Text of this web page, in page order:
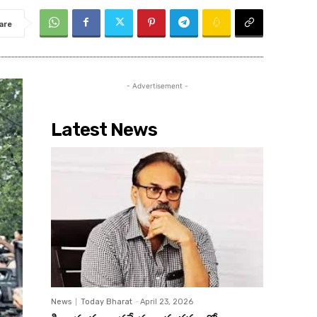
- Advertisement -
Latest News
News Today Bharat - April 23, 2026